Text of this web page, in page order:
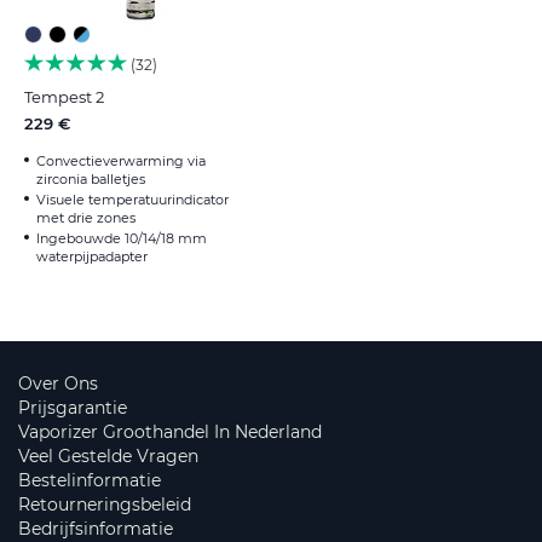
32
Tempest 2
229 €
Convectieverwarming via
zirconia balletjes
Visuele temperatuurindicator
met drie zones
Ingebouwde 10/14/18 mm
waterpijpadapter
Over Ons
Prijsgarantie
Vaporizer Groothandel In Nederland
Veel Gestelde Vragen
Bestelinformatie
Retourneringsbeleid
Bedrijfsinformatie